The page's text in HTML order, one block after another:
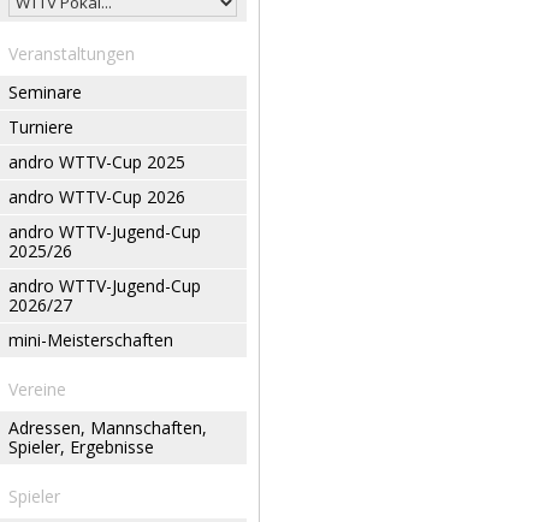
Veranstaltungen
Seminare
Turniere
andro WTTV-Cup 2025
andro WTTV-Cup 2026
andro WTTV-Jugend-Cup
2025/26
andro WTTV-Jugend-Cup
2026/27
mini-Meisterschaften
Vereine
Adressen, Mannschaften,
Spieler, Ergebnisse
Spieler